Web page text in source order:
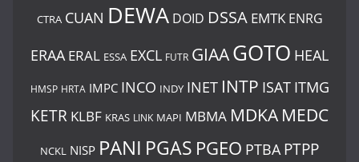
CTRA CUAN DEWA DOID DSSA EMTK ENRG
ERAA ERAL ESSA EXCL FUTR GIAAGOTO HEAL
HMSP HRTA IMPC INCO INDY INET INTP ISAT ITMG
KETR KLBF KRAS LINK MAPI MBMA MDKA MEDC
NCKL NISP PANI PGAS PGEO PTBA PTPP